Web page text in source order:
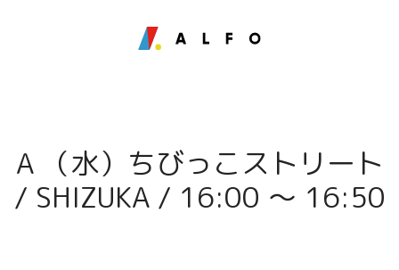
A （水）ちびっこストリート
/ SHIZUKA / 16:00 〜 16:50